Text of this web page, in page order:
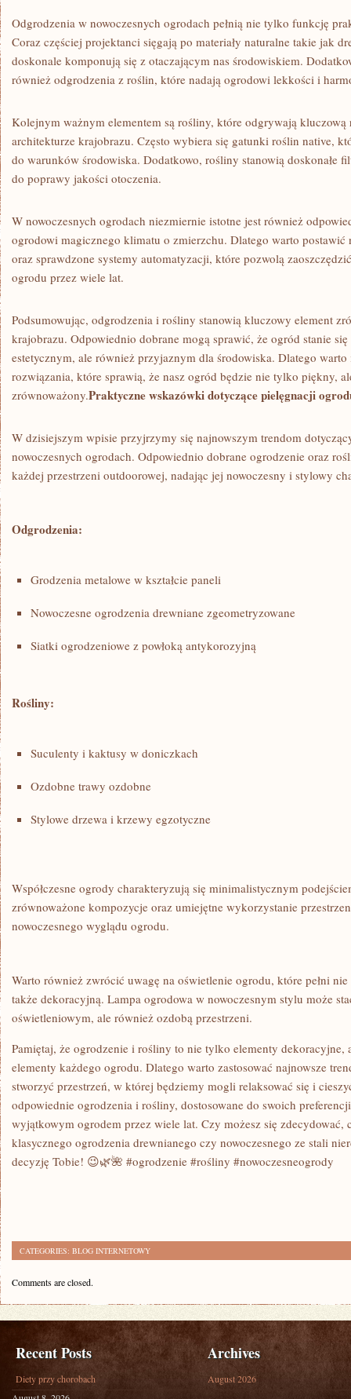
Odgrodzenia w nowoczesnych ogrodach pełnią nie ⁣tylko funkcję
Coraz częściej projektanci sięgają po ‍materiały⁣ naturalne takie jak
doskonale komponują się z otaczającym nas środowiskiem.
również odgrodzenia z roślin, które nadają ogrodowi lekkości i
Kolejnym ważnym elementem są rośliny, które odgrywają
architekturze krajobrazu. Często wybiera się gatunki roślin native,
do warunków środowiska. Dodatkowo, rośliny stanowią doskonałe⁢
⁤do poprawy jakości otoczenia.
W nowoczesnych ogrodach niezmiernie istotne jest również
ogrodowi magicznego klimatu o zmierzchu. Dlatego warto postawić
oraz sprawdzone systemy automatyzacji, które pozwolą
ogrodu przez wiele lat.
Podsumowując, odgrodzenia i rośliny stanowią kluczowy element
krajobrazu. ⁤Odpowiednio dobrane mogą sprawić, że ogród stanie
estetycznym, ale również przyjaznym dla środowiska. Dlatego
rozwiązania,⁢ które sprawią, że​ nasz ogród będzie ⁣nie tylko piękny,
zrównoważony.Praktyczne wskazówki dotyczące ​pielęgnacji
W​ dzisiejszym wpisie przyjrzymy się najnowszym trendom
nowoczesnych ogrodach. Odpowiednio⁤ dobrane ogrodzenie oraz
każdej ⁤przestrzeni outdoorowej, nadając jej nowoczesny i stylowy
Odgrodzenia:
Grodzenia metalowe‌ w kształcie paneli
Nowoczesne ogrodzenia ‌drewniane zgeometryzowane
Siatki ⁢ogrodzeniowe z powłoką antykorozyjną
Rośliny:
Suculenty i kaktusy w doniczkach
Ozdobne trawy ozdobne
Stylowe drzewa i krzewy egzotyczne
Współczesne ogrody charakteryzują się minimalistycznym
zrównoważone kompozycje oraz umiejętne wykorzystanie
nowoczesnego wyglądu ogrodu.
Warto również zwrócić uwagę na oświetlenie ⁤ogrodu, które‍ pełni
także ⁣dekoracyjną. Lampa ogrodowa w nowoczesnym stylu może
oświetleniowym, ale również ozdobą przestrzeni.
Pamiętaj, że ogrodzenie i rośliny to nie ⁤tylko elementy dekoracyjne,
elementy każdego ogrodu. Dlatego warto zastosować najnowsze
stworzyć przestrzeń, w której będziemy mogli relaksować się i
odpowiednie ogrodzenia ⁣i rośliny, dostosowane ‌do swoich
wyjątkowym ogrodem przez wiele lat. Czy możesz się zdecydować,
klasycznego ogrodzenia drewnianego czy nowoczesnego ze stali
decyzję Tobie! 😉🌿🌺⁢ #ogrodzenie #rośliny #nowoczesneogrody
CATEGORIES: BLOG INTERNETOWY
Comments are closed.
Recent Posts
Diety przy chorobach
Archives
August 2026